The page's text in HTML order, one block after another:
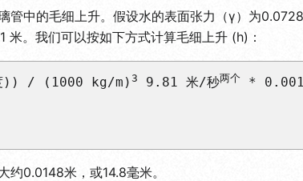
管中的毛细上升。假设水的表面张力（γ）为
米。我们可以按如下方式计算毛细上升 (h)：
)) / (1000 kg/m) 3 9.81 米/秒两个 *
0.0148米，或14.8毫米。